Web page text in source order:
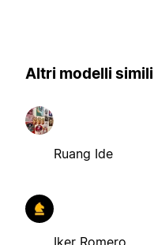
Altri modelli simili
Ruang Ide
Iker Romero